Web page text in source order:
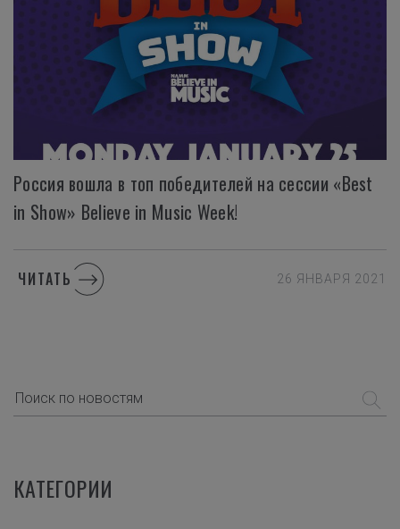
Россия вошла в топ победителей на сессии «Best
in Show» Believe in Music Week!
ЧИТАТЬ 26 ЯНВАРЯ 2021
КАТЕГОРИИ